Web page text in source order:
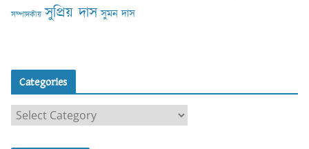
সম্পাদকীয় সুপ্রিয় দাস সুমন দাস
Categories
a